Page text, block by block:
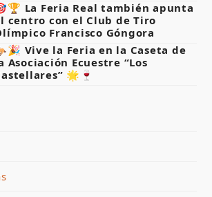
La Feria Real también apunta
centro con el Club de Tiro
Francisco Góngora
Vive la Feria en la Caseta de
Asociación Ecuestre “Los
🌟🍷